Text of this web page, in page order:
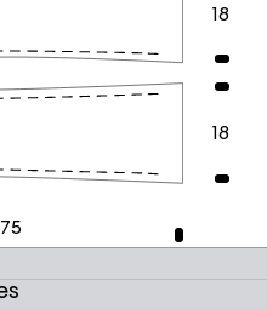
18
18
75